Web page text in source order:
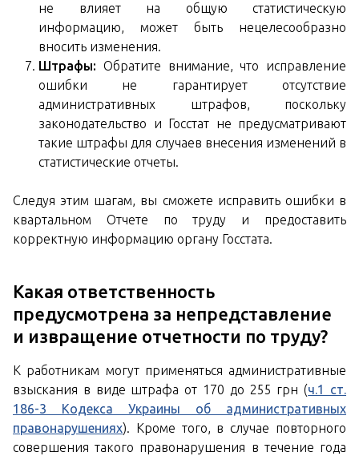
не влияет на общую статистическую
информацию, может быть нецелесообразно
вносить изменения.
Штрафы: Обратите внимание, что исправление
ошибки не гарантирует отсутствие
административных штрафов, поскольку
законодательство и Госстат не предусматривают
такие штрафы для случаев внесения изменений в
статистические отчеты.
Следуя этим шагам, вы сможете исправить ошибки в
квартальном Отчете по труду и предоставить
корректную информацию органу Госстата.
Какая ответственность
предусмотрена за непредставление
и извращение отчетности по труду?
К работникам могут применяться административные
взыскания в виде штрафа от 170 до 255 грн (ч.1 ст.
186-3 Кодекса Украины об административных
правонарушениях). Кроме того, в случае повторного
совершения такого правонарушения в течение года